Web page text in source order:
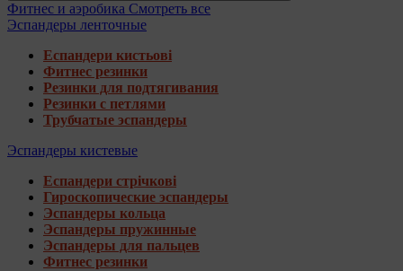
Фитнес и аэробика Смотреть все
Эспандеры ленточные
Еспандери кистьові
Фитнес резинки
Резинки для подтягивания
Резинки с петлями
Трубчатые эспандеры
Эспандеры кистевые
Еспандери стрічкові
Гироскопические эспандеры
Эспандеры кольца
Эспандеры пружинные
Эспандеры для пальцев
Фитнес резинки